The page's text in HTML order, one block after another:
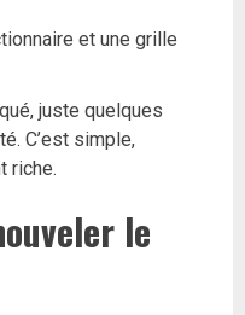
et une grille
juste quelques
C’est simple,
riche.
le